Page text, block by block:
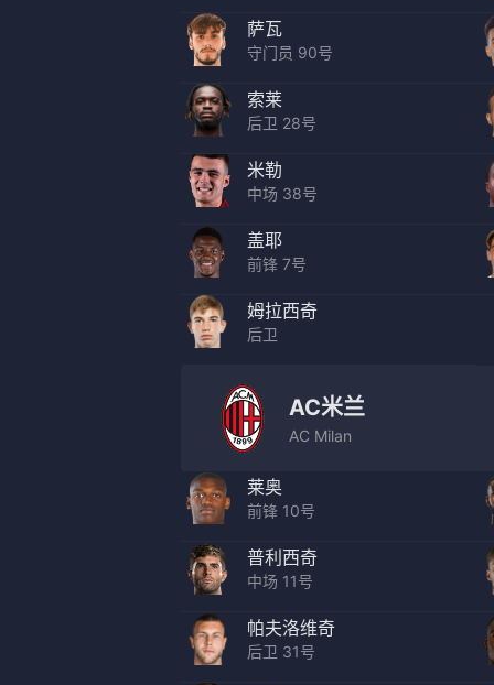
萨瓦
守门员 90号
索莱
后卫 28号
米勒
中场 38号
盖耶
前锋 7号
姆拉西奇
后卫
AC米兰
AC Milan
莱奥
前锋 10号
普利西奇
中场 11号
帕夫洛维奇
后卫 31号